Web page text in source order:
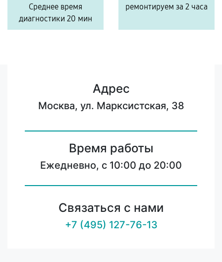
Среднее время
диагностики 20 мин
ремонтируем за 2 часа
Адрес
Москва, ул. Марксистская, 38
Время работы
Ежедневно, с 10:00 до 20:00
Связаться с нами
+7 (495) 127-76-13